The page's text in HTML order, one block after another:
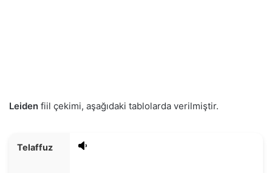
Leiden fiil çekimi, aşağıdaki tablolarda verilmiştir.
Telaffuz